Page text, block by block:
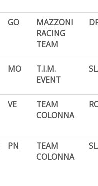
GO
MAZZONI
RACING
TEAM
MO
T.I.M.
EVENT
VE
TEAM
COLONNA
PN
TEAM
COLONNA